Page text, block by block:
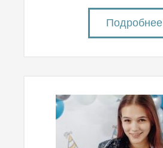
Подробнее